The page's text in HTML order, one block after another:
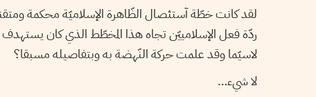
لقد كانت خطّة آستئصال الظّاهرة الإسلاميّة محكمة
ردّة فعل الإسلامييّن تجاه هذا المخطّط الذي كان
لاسيّما وقد علمت حركة النّهضة به وبتفاصيله مسبقا؟
لا شيء…